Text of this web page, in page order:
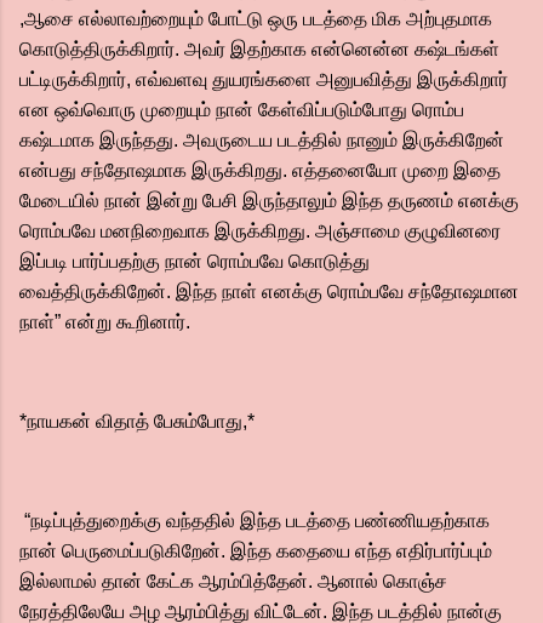
,ஆசை எல்லாவற்றையும் போட்டு ஒரு படத்தை மிக அற்புதமாக
கொடுத்திருக்கிறார். அவர் இதற்காக என்னென்ன கஷ்டங்கள்
பட்டிருக்கிறார், எவ்வளவு துயரங்களை அனுபவித்து இருக்கிறார்
என ஒவ்வொரு முறையும் நான் கேள்விப்படும்போது ரொம்ப
கஷ்டமாக இருந்தது. அவருடைய படத்தில் நானும் இருக்கிறேன்
என்பது சந்தோஷமாக இருக்கிறது. எத்தனையோ முறை இதை
மேடையில் நான் இன்று பேசி இருந்தாலும் இந்த தருணம் எனக்கு
ரொம்பவே மனநிறைவாக இருக்கிறது. அஞ்சாமை குழுவினரை
இப்படி பார்ப்பதற்கு நான் ரொம்பவே கொடுத்து
வைத்திருக்கிறேன். இந்த நாள் எனக்கு ரொம்பவே சந்தோஷமான
நாள்” என்று கூறினார்.
*நாயகன் விதாத் பேசும்போது,*
“நடிப்புத்துறைக்கு வந்ததில் இந்த படத்தை பண்ணியதற்காக
நான் பெருமைப்படுகிறேன். இந்த கதையை எந்த எதிர்பார்ப்பும்
இல்லாமல் தான் கேட்க ஆரம்பித்தேன். ஆனால் கொஞ்ச
நேரத்திலேயே அழ ஆரம்பித்து விட்டேன். இந்த படத்தில் நான்கு